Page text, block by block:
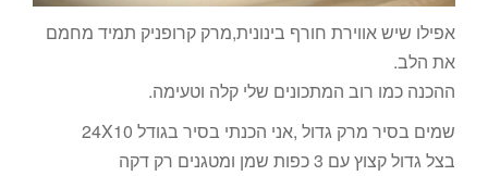
אפילו שיש אווירת חורף בינונית,מרק קרופניק תמיד מחמם
את הלב.
ההכנה כמו רוב המתכונים שלי קלה וטעימה.
שמים בסיר מרק גדול ,אני הכנתי בסיר בגודל 24X10
בצל גדול קצוץ עם 3 כפות שמן ומטגנים רק דקה